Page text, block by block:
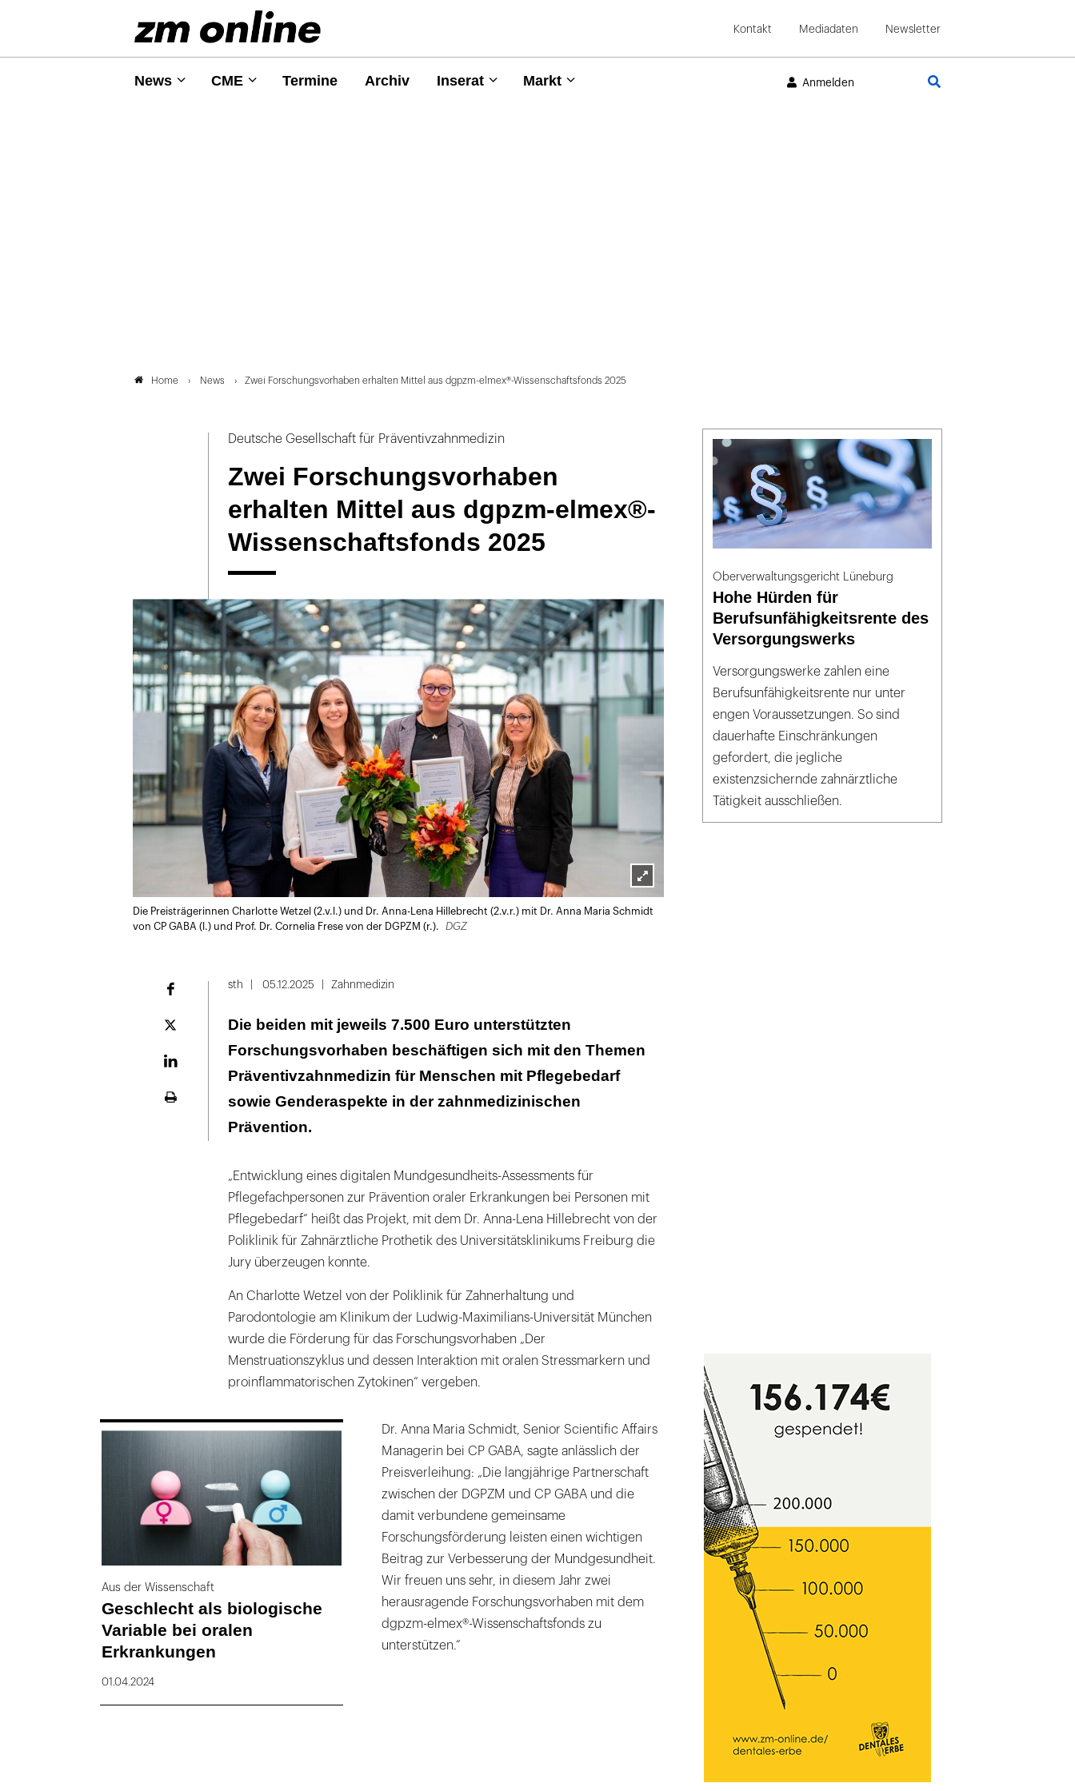
Kontakt Mediadaten Newsletter
News CME Termine Archiv Inserat Markt Anmelden
Home News Zwei Forschungsvorhaben erhalten Mittel aus dgpzm-elmex®-Wissenschaftsfonds 2025
Deutsche Gesellschaft für Präventivzahnmedizin
Zwei Forschungsvorhaben
erhalten Mittel aus dgpzm-elmex®-
Wissenschaftsfonds 2025
Lightbox
öffnen
Die Preisträgerinnen Charlotte Wetzel (2.v.l.) und Dr. Anna-Lena Hillebrecht (2.v.r.) mit Dr. Anna Maria Schmidt
von CP GABA (l.) und Prof. Dr. Cornelia Frese von der DGPZM (r.).
DGZ
Plattform
sth 05.12.2025 Zahnmedizin
Die beiden mit jeweils 7.500 Euro unterstützten
Forschungsvorhaben beschäftigen sich mit den Themen
Präventivzahnmedizin für Menschen mit Pflegebedarf
sowie Genderaspekte in der zahnmedizinischen
Prävention.
„Entwicklung eines digitalen Mundgesundheits-Assessments für
Pflegefachpersonen zur Prävention oraler Erkrankungen bei Personen mit
Pflegebedarf“ heißt das Projekt, mit dem Dr. Anna-Lena Hillebrecht von der
Poliklinik für Zahnärztliche Prothetik des Universitätsklinikums Freiburg die
Jury überzeugen konnte.
An Charlotte Wetzel von der Poliklinik für Zahnerhaltung und
Parodontologie am Klinikum der Ludwig-Maximilians-Universität München
wurde die Förderung für das Forschungsvorhaben „Der
Menstruationszyklus und dessen Interaktion mit oralen Stressmarkern und
proinflammatorischen Zytokinen“ vergeben.
Aus der Wissenschaft
Geschlecht als biologische
Variable bei oralen
Erkrankungen
01.04.2024
Dr. Anna Maria Schmidt, Senior Scientific Affairs
Managerin bei CP GABA, sagte anlässlich der
Preisverleihung: „Die langjährige Partnerschaft
zwischen der DGPZM und CP GABA und die
damit verbundene gemeinsame
Forschungsförderung leisten einen wichtigen
Beitrag zur Verbesserung der Mundgesundheit.
Wir freuen uns sehr, in diesem Jahr zwei
herausragende Forschungsvorhaben mit dem
dgpzm-elmex®-Wissenschaftsfonds zu
unterstützen.“
Oberverwaltungsgericht Lüneburg
Hohe Hürden für
Berufsunfähigkeitsrente des
Versorgungswerks
Versorgungswerke zahlen eine
Berufsunfähigkeitsrente nur unter
engen Voraussetzungen. So sind
dauerhafte Einschränkungen
gefordert, die jegliche
existenzsichernde zahnärztliche
Tätigkeit ausschließen.